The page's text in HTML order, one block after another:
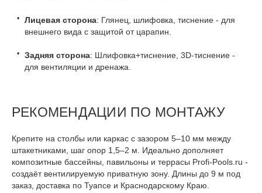
Лицевая сторона: Глянец, шлифовка, тиснение - для
внешнего вида с защитой от царапин.
Задняя сторона: Шлифовка+тиснение, 3D-тиснение -
для вентиляции и дренажа.
РЕКОМЕНДАЦИИ ПО МОНТАЖУ
Крепите на столбы или каркас с зазором 5–10 мм между
штакетниками, шаг опор 1,5–2 м. Идеально дополняет
композитные бассейны, павильоны и террасы Profi-Pools.ru -
создаёт вентилируемую приватную зону. Длины до 9 м под
заказ, доставка по Туапсе и Краснодарскому Краю.